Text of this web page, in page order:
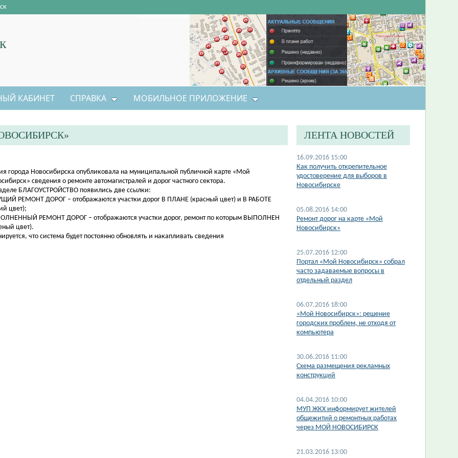
КАБИНЕТ СПРАВКА МОБИЛЬНОЕ ПРИЛОЖЕНИЕ
города Новосибирска опубликовала на муниципальной публичной карте «Мой
сведения о ремонте автомагистралей и дорог частного сектора.
БЛАГОУСТРОЙСТВО появились две ссылки:
РЕМОНТ ДОРОГ – отображаются участки дорог В ПЛАНЕ (красный цвет) и В РАБОТЕ
цвет);
РЕМОНТ ДОРОГ – отображаются участки дорог, ремонт по которым ВЫПОЛНЕН
цвет).
что система будет постоянно обновлять и накапливать сведения
ЛЕНТА НОВОСТЕЙ
16.09.2016 15:00
Как получить открепительное
удостоверение для выборов в
Новосибирске
05.08.2016 14:00
Ремонт дорог на карте «Мой
Новосибирск»
25.07.2016 12:00
Портал «Мой Новосибирск» собрал
часто задаваемые вопросы в
отдельный раздел
06.07.2016 18:00
«Мой Новосибирск»: решение
городских проблем, не отходя от
компьютера
30.06.2016 11:00
Схема размещения рекламных
конструкций
04.04.2016 10:00
МУП ЖКХ информирует жителей
общежитий о ремонтных работах
через МОЙ НОВОСИБИРСК
21.03.2016 13:00